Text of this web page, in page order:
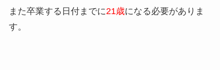
また卒業する日付までに21歳になる必要がありま
す。